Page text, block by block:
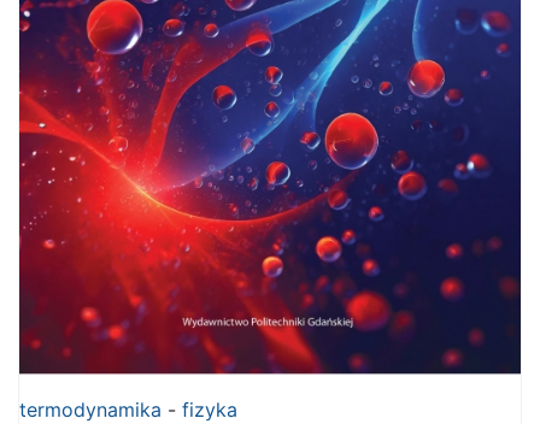
termodynamika - fizyka